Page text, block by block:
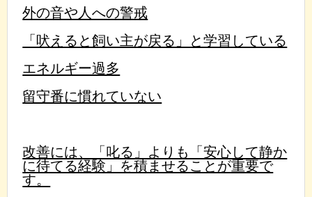
外の音や人への警戒
「吠えると飼い主が戻る」と学習している
エネルギー過多
留守番に慣れていない
改善には、「叱る」よりも「安心して静か
に待てる経験」を積ませることが重要で
す。